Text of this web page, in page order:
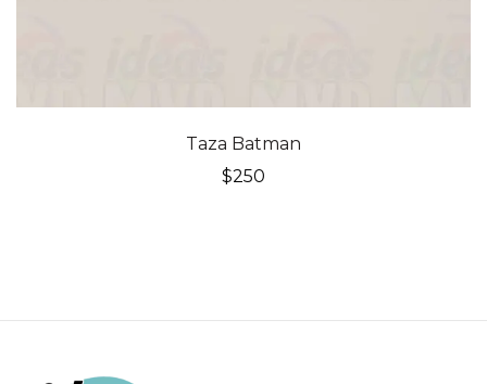
Taza Batman
$250